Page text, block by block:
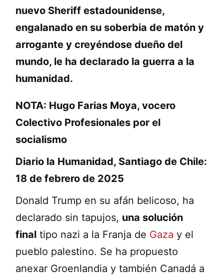
nuevo Sheriff estadounidense,
engalanado en su soberbia de matón y
arrogante y creyéndose dueño del
mundo, le ha declarado la guerra a la
humanidad.
NOTA: Hugo Farias Moya, vocero
Colectivo Profesionales por el
socialismo
Diario la Humanidad, Santiago de Chile:
18 de febrero de 2025
Donald Trump en su afán belicoso, ha
declarado sin tapujos, una solución
finaltipo nazi a la Franja de Gaza y el
pueblo palestino. Se ha propuesto
anexar Groenlandia y también Canadá a